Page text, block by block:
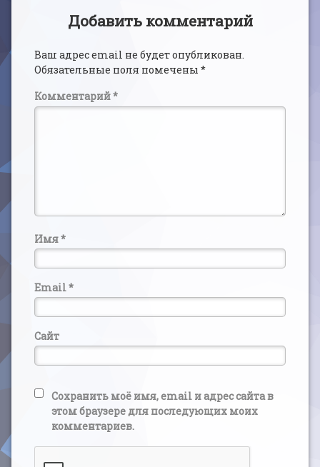
Добавить комментарий
Ваш адрес email не будет опубликован.
Обязательные поля помечены *
Комментарий*
Имя*
Email*
Сайт
Сохранить моё имя, email и адрес сайта в
этом браузере для последующих моих
комментариев.